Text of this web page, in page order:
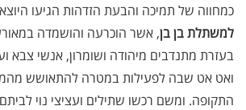
כמחווה של תמיכה והבעת הזדהות הגיעו
למשתלת בן בן
בעזרת מתנדבים מיהודה ושומרון, אנשי
ואט אט שבה לפעילות במטרה להתאושש
התקופה. ומשם רכשו שתילים ועציצי נוי